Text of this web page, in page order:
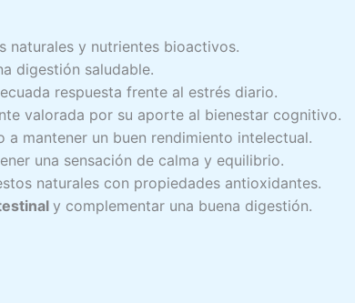
naturales y nutrientes bioactivos.
digestión saludable.
respuesta frente al estrés diario.
valorada por su aporte al bienestar cognitivo.
a mantener un buen rendimiento intelectual.
una sensación de calma y equilibrio.
naturales con propiedades antioxidantes.
y complementar una buena digestión.